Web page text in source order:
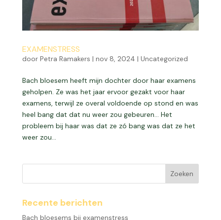
EXAMENSTRESS
door Petra Ramakers | nov 8, 2024 | Uncategorized
Bach bloesem heeft mijn dochter door haar examens
geholpen. Ze was het jaar ervoor gezakt voor haar
examens, terwijl ze overal voldoende op stond en was
heel bang dat dat nu weer zou gebeuren… Het
probleem bij haar was dat ze zó bang was dat ze het
weer zou...
Recente berichten
Bach bloesems bij examenstress